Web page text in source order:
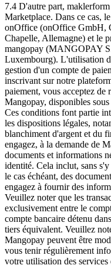
7.4 D'autre part,
Marketplace. Dans ce cas,
onOffice (onOffice GmbH,
Chapelle, Allemagne) et le
mangopay (MANGOPAY
Luxembourg). L'utilisation
gestion d'un compte de
inscrivant sur notre
paiement, vous acceptez de
Mangopay, disponibles
Ces conditions font partie
les dispositions légales,
blanchiment d'argent et du
engagez, à la demande de
documents et informations
identité. Cela inclut, sans
le cas échéant, des
engagez à fournir des
Veuillez noter que les
exclusivement entre le
compte bancaire détenu
tiers équivalent. Veuillez
Mangopay peuvent être
vous tenir régulièrement
votre utilisation des services